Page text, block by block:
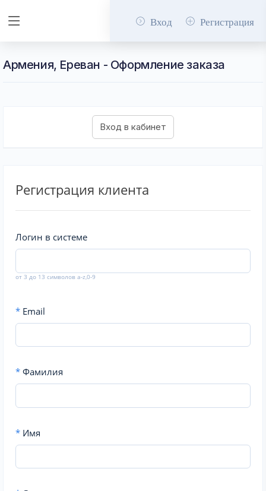
Вход Регистрация
Армения, Ереван - Оформление заказа
Регистрация клиента
Логин в системе
от 3 до 13 символов a-z,0-9
* Email
* Фамилия
* Имя